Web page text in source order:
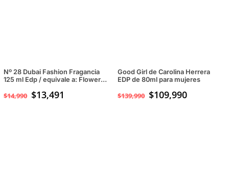
Nº 28 Dubai Fashion Fragancia
125 ml Edp / equivale a: Flower
$14,990 $13,491
Good Girl de Carolina Herrera
EDP de 80ml para mujeres
$139,990 El
$109,990El